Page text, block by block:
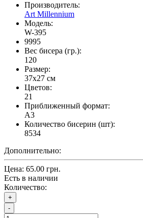
Производитель:
Art Millennium
Модель:
W-395
9995
Вес бисера (гр.):
120
Размер:
37x27 см
Цветов:
21
Приближенный формат:
A3
Количество бисерин (шт):
8534
Дополнительно:
Цена: 65.00 грн.
Есть в наличии
Количество:
+
-